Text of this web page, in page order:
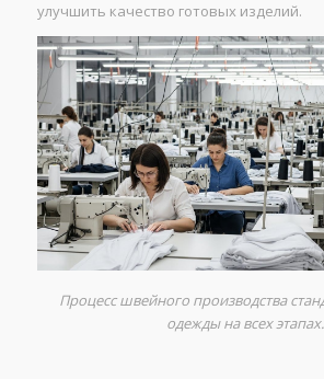
улучшить качество готовых изделий.
Процесс швейного производства
одежды на всех этапах.